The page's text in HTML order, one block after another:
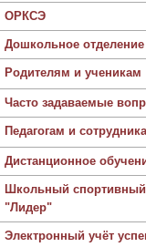
ОРКСЭ
Дошкольное отделение
Родителям и ученикам
Часто задаваемые
Педагогам и
Дистанционное
Школьный
"Лидер"
Электронный учёт